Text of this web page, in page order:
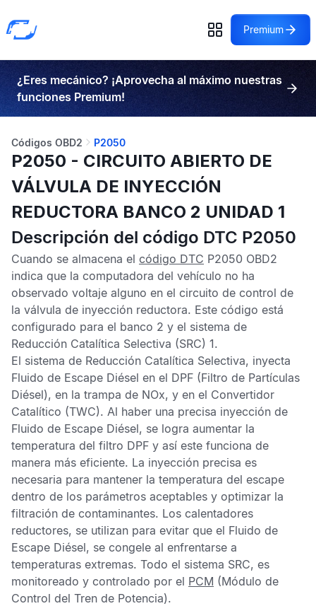
Premium
¿Eres mecánico? ¡Aprovecha al máximo nuestras
funciones Premium!
Códigos OBD2 P2050
P2050 - CIRCUITO ABIERTO DE
VÁLVULA DE INYECCIÓN
REDUCTORA BANCO 2 UNIDAD 1
Descripción del código DTC P2050
Cuando se almacena el código DTC P2050 OBD2
indica que la computadora del vehículo no ha
observado voltaje alguno en el circuito de control de
la válvula de inyección reductora. Este código está
configurado para el banco 2 y el sistema de
Reducción Catalítica Selectiva (SRC) 1.
El sistema de Reducción Catalítica Selectiva, inyecta
Fluido de Escape Diésel en el DPF (Filtro de Partículas
Diésel), en la trampa de NOx, y en el Convertidor
Catalítico (TWC). Al haber una precisa inyección de
Fluido de Escape Diésel, se logra aumentar la
temperatura del filtro DPF y así este funciona de
manera más eficiente. La inyección precisa es
necesaria para mantener la temperatura del escape
dentro de los parámetros aceptables y optimizar la
filtración de contaminantes. Los calentadores
reductores, se utilizan para evitar que el Fluido de
Escape Diésel, se congele al enfrentarse a
temperaturas extremas. Todo el sistema SRC, es
monitoreado y controlado por el PCM (Módulo de
Control del Tren de Potencia).